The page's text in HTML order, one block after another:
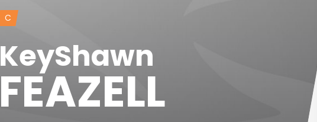
C
KeyShawn
FEAZELL